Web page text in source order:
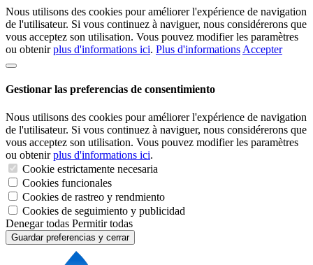
Nous utilisons des cookies pour améliorer l'expérience de navigation
de l'utilisateur. Si vous continuez à naviguer, nous considérerons que
vous acceptez son utilisation. Vous pouvez modifier les paramètres
ou obtenirplus d'informations ici. Plus d'informations Accepter
Gestionar las preferencias de consentimiento
Nous utilisons des cookies pour améliorer l'expérience de navigation
de l'utilisateur. Si vous continuez à naviguer, nous considérerons que
vous acceptez son utilisation. Vous pouvez modifier les paramètres
ou obtenirplus d'informations ici.
Cookie estrictamente necesaria
Cookies funcionales
Cookies de rastreo y rendmiento
Cookies de seguimiento y publicidad
Denegar todas Permitir todas
Guardar preferencias y cerrar